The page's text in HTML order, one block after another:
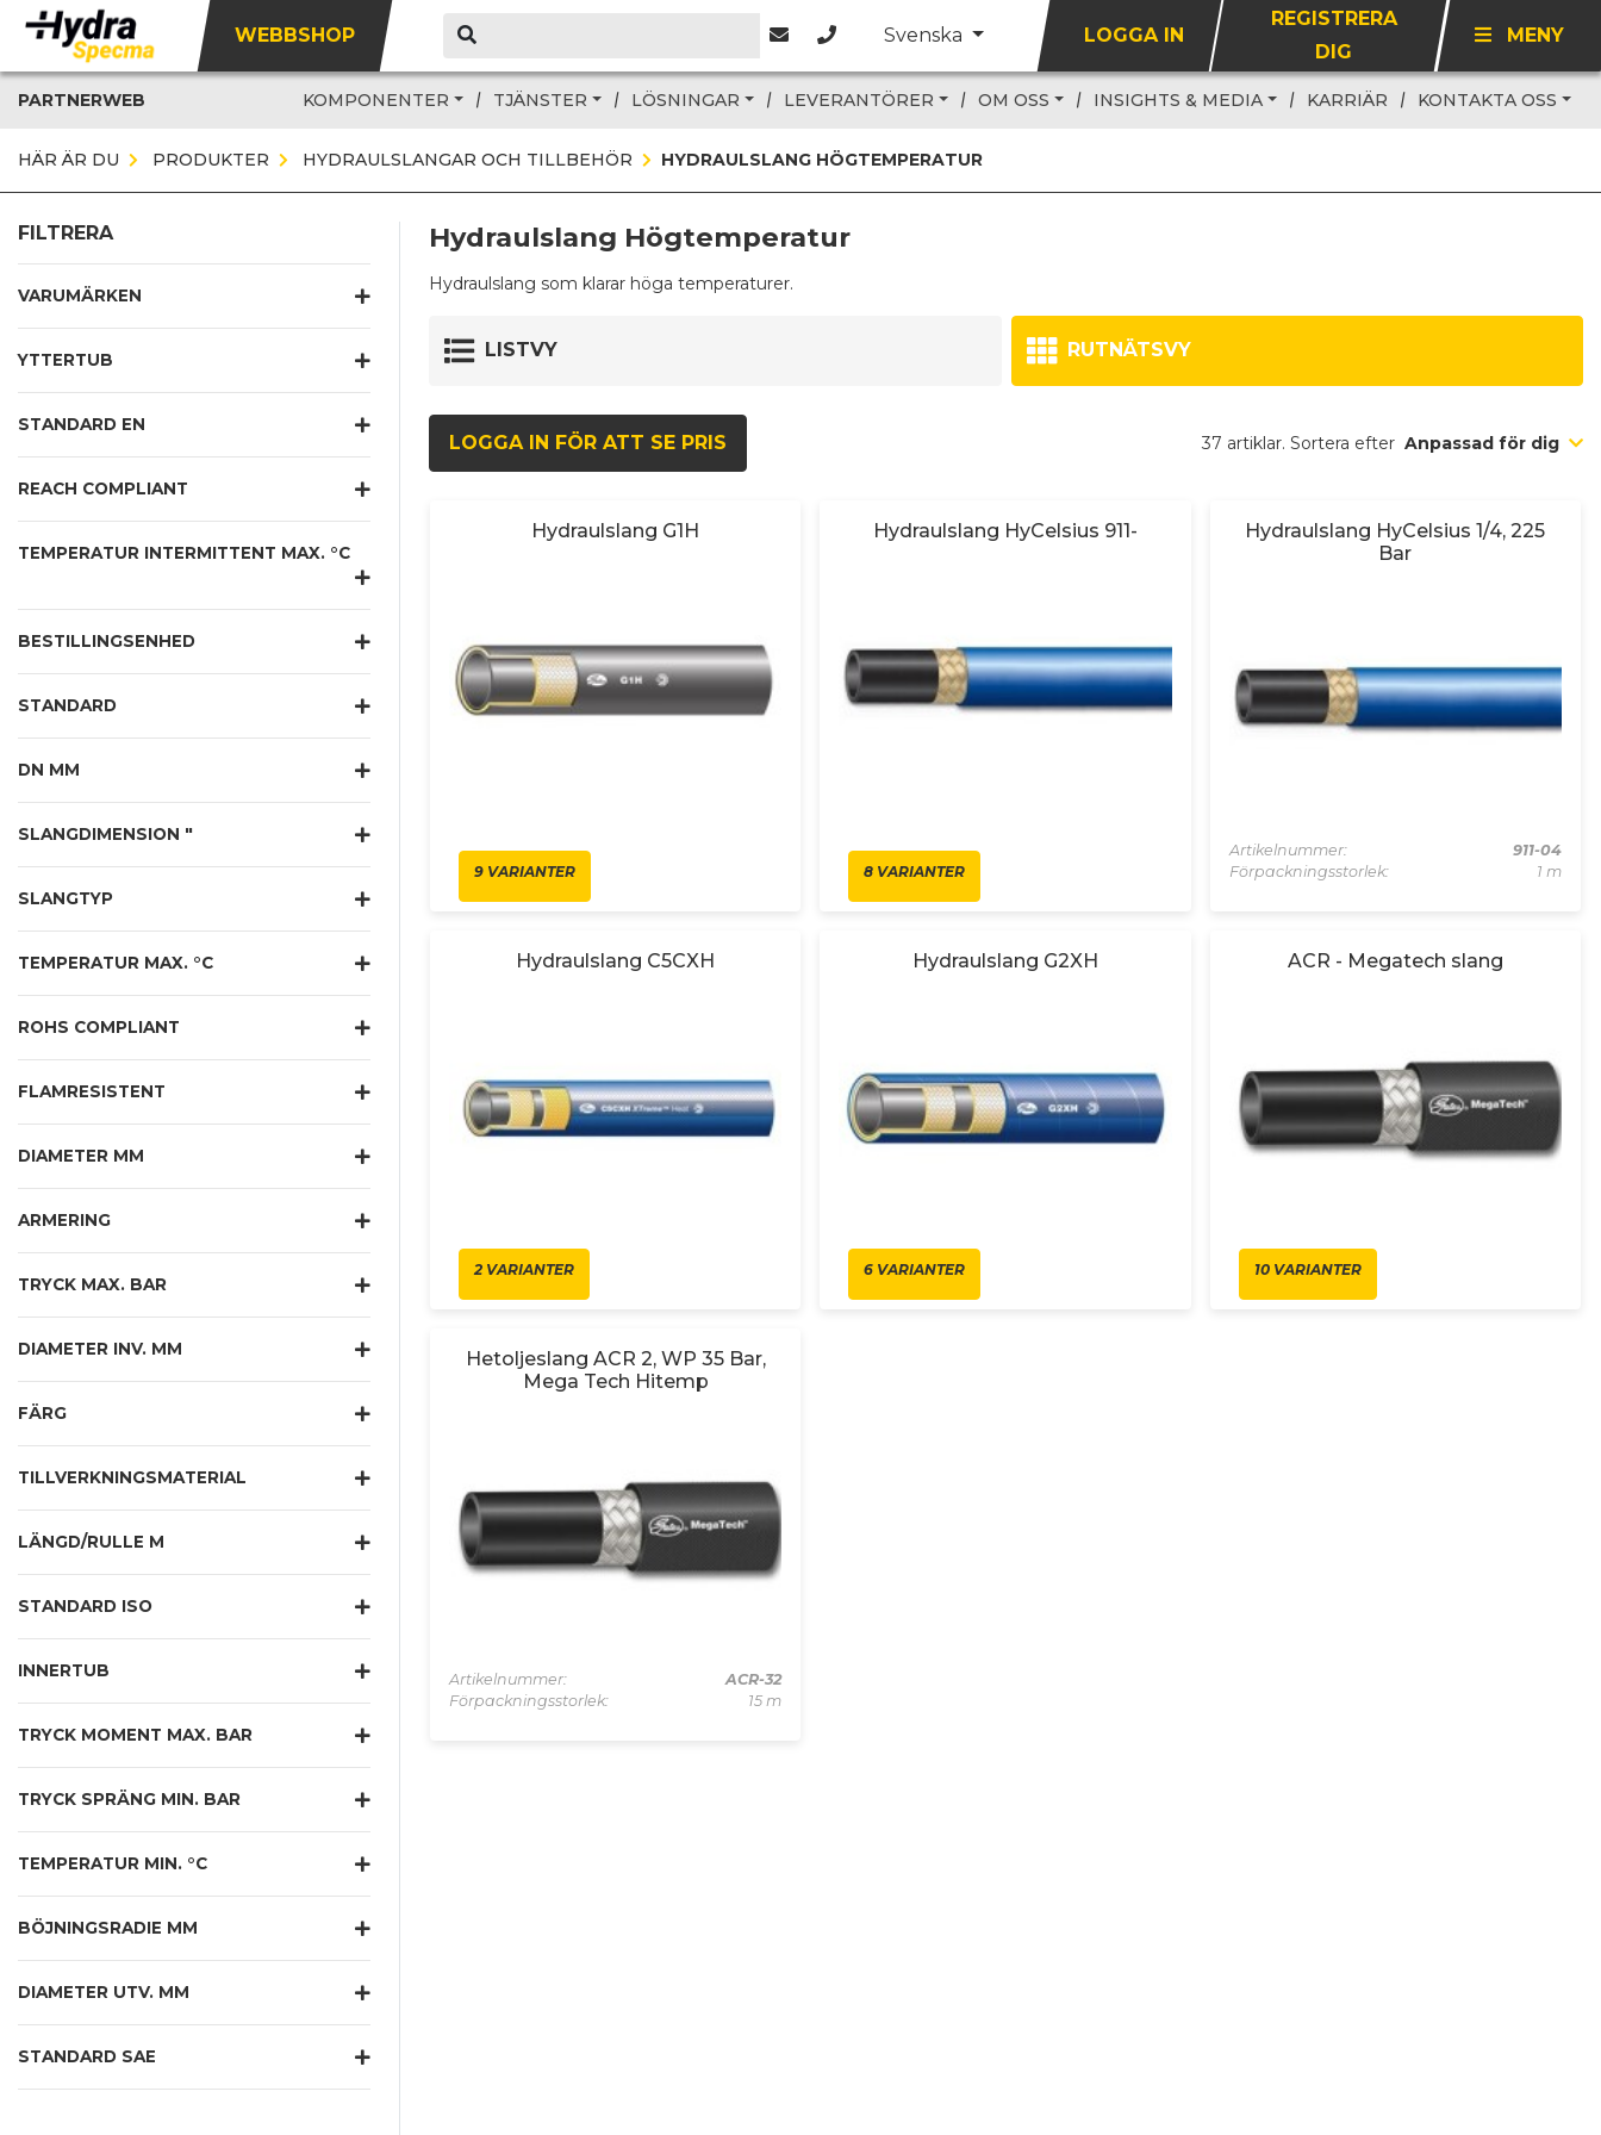
WEBBSHOP Svenska LOGGA IN
REGISTRERA
DIG
MENY
PARTNERWEB KOMPONENTER TJÄNSTER LÖSNINGAR LEVERANTÖRER OM OSS INSIGHTS & MEDIA KARRIÄR KONTAKTA OSS
HÄR ÄR DU PRODUKTER HYDRAULSLANGAR OCH TILLBEHÖR HYDRAULSLANG HÖGTEMPERATUR
FILTRERA
VARUMÄRKEN
YTTERTUB
STANDARD EN
REACH COMPLIANT
TEMPERATUR INTERMITTENT MAX. °C
BESTILLINGSENHED
STANDARD
DN MM
SLANGDIMENSION "
SLANGTYP
TEMPERATUR MAX. °C
ROHS COMPLIANT
FLAMRESISTENT
DIAMETER MM
ARMERING
TRYCK MAX. BAR
DIAMETER INV. MM
FÄRG
TILLVERKNINGSMATERIAL
LÄNGD/RULLE M
STANDARD ISO
INNERTUB
TRYCK MOMENT MAX. BAR
TRYCK SPRÄNG MIN. BAR
TEMPERATUR MIN. °C
BÖJNINGSRADIE MM
DIAMETER UTV. MM
STANDARD SAE
Hydraulslang Högtemperatur
Hydraulslang som klarar höga temperaturer.
LISTVY RUTNÄTSVY
LOGGA IN FÖR ATT SE PRIS 37 artiklar. Sortera efter Anpassad för dig
Hydraulslang G1H
9 VARIANTER
Hydraulslang HyCelsius 911-
8 VARIANTER
Hydraulslang HyCelsius 1/4, 225
Bar
Artikelnummer:
911-04
Förpackningsstorlek:
1 m
Hydraulslang C5CXH
2 VARIANTER
Hydraulslang G2XH
6 VARIANTER
ACR - Megatech slang
10 VARIANTER
Hetoljeslang ACR 2, WP 35 Bar,
Mega Tech Hitemp
Artikelnummer:
ACR-32
Förpackningsstorlek:
15 m